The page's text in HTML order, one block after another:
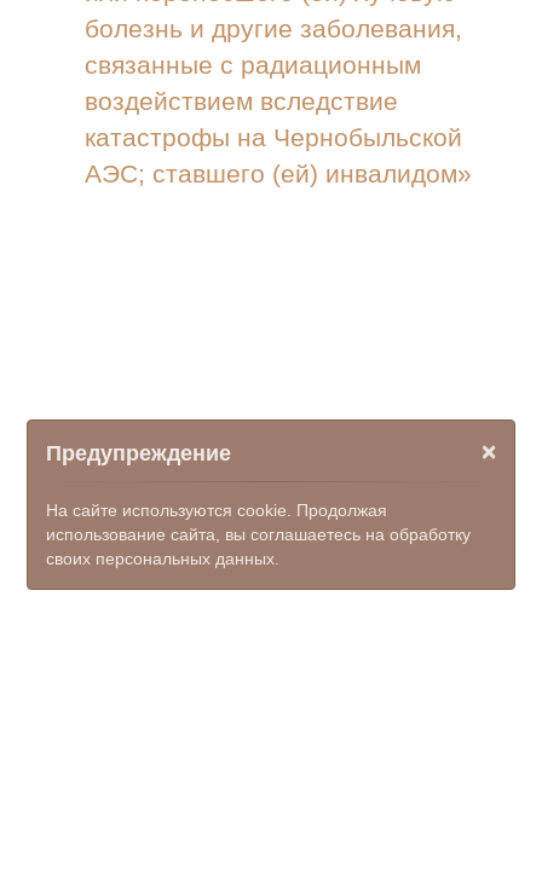
болезнь и другие заболевания,
связанные с радиационным
воздействием вследствие
катастрофы на Чернобыльской
АЭС; ставшего (ей) инвалидом»
×
Предупреждение
На сайте используются cookie. Продолжая
использование сайта, вы соглашаетесь на обработку
своих персональных данных.